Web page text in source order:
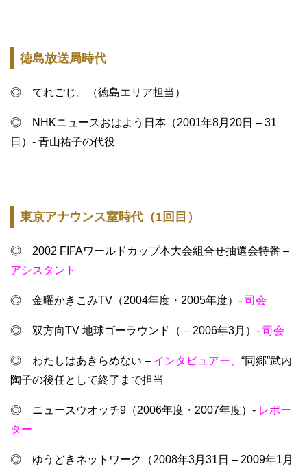
徳島放送局時代
◎ てれごじ。（徳島エリア担当）
◎ NHKニュースおはよう日本（2001年8月20日 – 31
日）- 青山祐子の代役
東京アナウンス室時代（1回目）
◎ 2002 FIFAワールドカップ本大会組合せ抽選会特番 –
アシスタント
◎ 金曜かきこみTV（2004年度・2005年度）- 司会
◎ 双方向TV 地球ゴーラウンド（ – 2006年3月）- 司会
◎ わたしはあきらめない – インタビュアー、 “同郷”武内
陶子の後任として終了まで担当
◎ ニュースウオッチ9（2006年度・2007年度）- レポー
ター
◎ ゆうどきネットワーク（2008年3月31日 – 2009年1月